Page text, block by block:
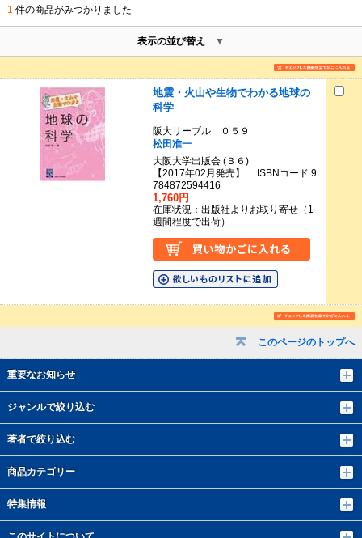
このページのトップへ
重要なお知らせ
ジャンルで絞り込む
著者で絞り込む
商品カテゴリー
特集情報
1 件の商品がみつかりました
表示の並び替え
地震・火山や生物でわかる地球の
科学
阪大リーブル ０５９
松田准一
大阪大学出版会 (Ｂ６)
【2017年02月発売】 ISBNコード 9
784872594416
1,760円
在庫状況：出版社よりお取り寄せ（1
週間程度で出荷）